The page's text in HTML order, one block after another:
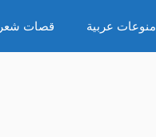
منوعات عربية قصات شعر